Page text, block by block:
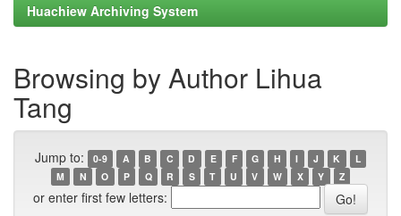
Huachiew Archiving System
Browsing by Author Lihua
Tang
Jump to: 0-9 A B C D E F G H I J K
L
M
N O P Q R S T U V W X Y Z
or enter first few letters: